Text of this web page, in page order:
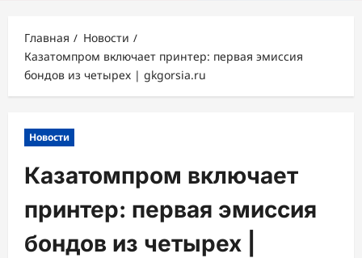
Главная
Новости
Казатомпром включает принтер: первая эмиссия
бондов из четырех | gkgorsia.ru
Новости
Казатомпром включает
принтер: первая эмиссия
бондов из четырех |